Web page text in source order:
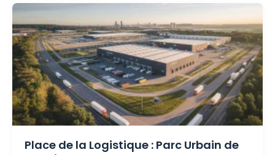
Place de la Logistique : Parc Urbain de